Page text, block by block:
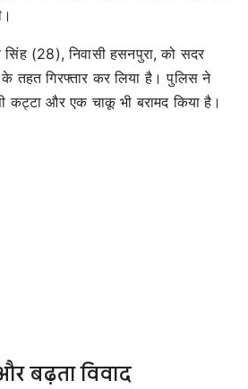
सिंह (28), निवासी हसनपुरा, को सदर
तहत गिरफ्तार कर लिया है। पुलिस ने
और एक चाकू भी बरामद किया है।
बढ़ता विवाद